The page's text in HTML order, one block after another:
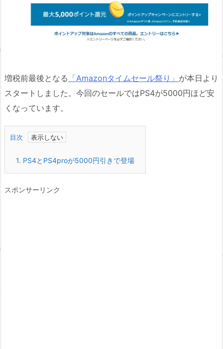
増税前最後となる 「Amazonタイムセール祭り」 が本日より
スタートしました。今回のセールではPS4が5000円ほど安
くなっています。
目次
1. PS4とPS4proが5000円引きで登場
スポンサーリンク